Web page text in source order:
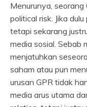
Menurunya, seorang
political risk. Jika
tetapi sekarang
media sosial. Sebab
menjatuhkan
saham atau pun
urusan GPR tidak
media arus utama